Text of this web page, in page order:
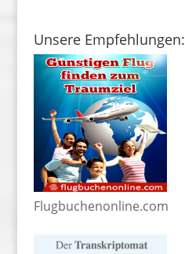
Unsere Empfehlungen:
Flugbuchenonline.com